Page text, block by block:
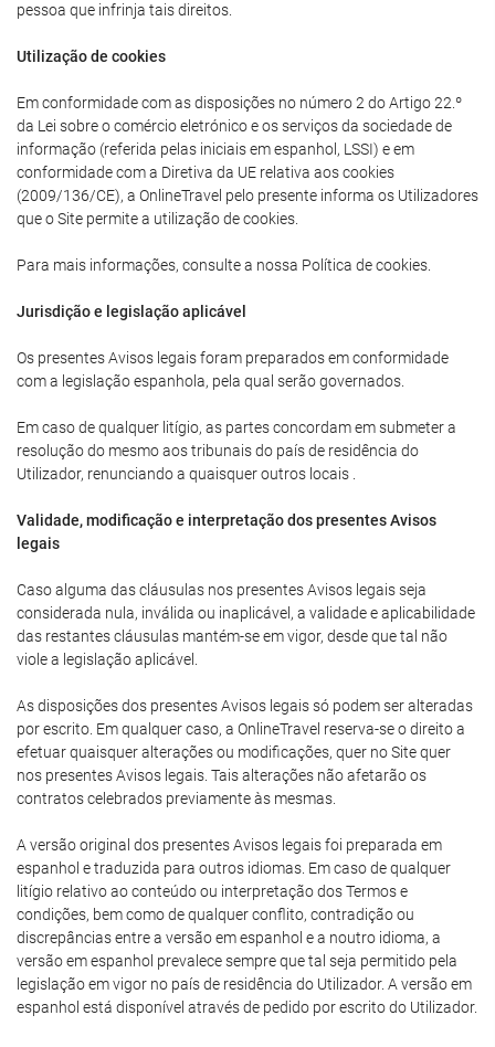
pessoa que infrinja tais direitos.
Utilização de cookies
Em conformidade com as disposições no número 2 do Artigo 22.º
da Lei sobre o comércio eletrónico e os serviços da sociedade de
informação (referida pelas iniciais em espanhol, LSSI) e em
conformidade com a Diretiva da UE relativa aos cookies
(2009/136/CE), a OnlineTravel pelo presente informa os Utilizadores
que o Site permite a utilização de cookies.
Para mais informações, consulte a nossa Política de cookies.
Jurisdição e legislação aplicável
Os presentes Avisos legais foram preparados em conformidade
com a legislação espanhola, pela qual serão governados.
Em caso de qualquer litígio, as partes concordam em submeter a
resolução do mesmo aos tribunais do país de residência do
Utilizador, renunciando a quaisquer outros locais .
Validade, modificação e interpretação dos presentes Avisos
legais
Caso alguma das cláusulas nos presentes Avisos legais seja
considerada nula, inválida ou inaplicável, a validade e aplicabilidade
das restantes cláusulas mantém-se em vigor, desde que tal não
viole a legislação aplicável.
As disposições dos presentes Avisos legais só podem ser alteradas
por escrito. Em qualquer caso, a OnlineTravel reserva-se o direito a
efetuar quaisquer alterações ou modificações, quer no Site quer
nos presentes Avisos legais. Tais alterações não afetarão os
contratos celebrados previamente às mesmas.
A versão original dos presentes Avisos legais foi preparada em
espanhol e traduzida para outros idiomas. Em caso de qualquer
litígio relativo ao conteúdo ou interpretação dos Termos e
condições, bem como de qualquer conflito, contradição ou
discrepâncias entre a versão em espanhol e a noutro idioma, a
versão em espanhol prevalece sempre que tal seja permitido pela
legislação em vigor no país de residência do Utilizador. A versão em
espanhol está disponível através de pedido por escrito do Utilizador.